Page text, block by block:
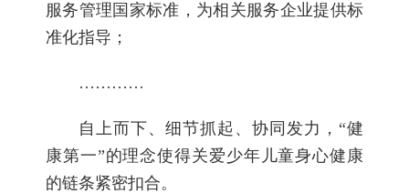
服务管理国家标准，为相关服务企业提供标
准化指导；
…………
自上而下、细节抓起、协同发力，“健
康第一”的理念使得关爱少年儿童身心健康
的链条紧密扣合。